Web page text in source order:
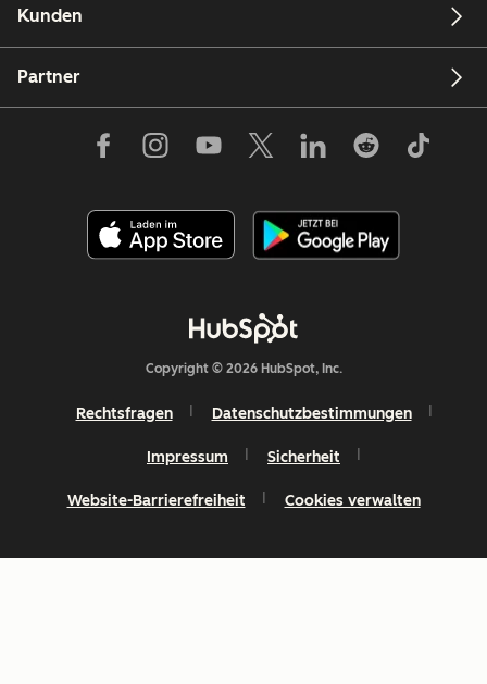
Kunden
Partner
Copyright © 2026 HubSpot, Inc.
Rechtsfragen Datenschutzbestimmungen
Impressum Sicherheit
Website-Barrierefreiheit Cookies verwalten